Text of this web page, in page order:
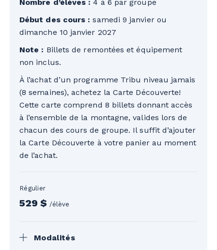
Nombre d’élèves :4 à 6 par groupe
Début des cours :samedi 9 janvier ou
dimanche 10 janvier 2027
Note : Billets de remontées et équipement
non inclus.
À l’achat d’un programme Tribu niveau jamais
(8 semaines), achetez la Carte Découverte!
Cette carte comprend 8 billets donnant accès
à l’ensemble de la montagne, valides lors de
chacun des cours de groupe. Il suffit d’ajouter
la Carte Découverte à votre panier au moment
de l’achat.
Régulier
529 $/élève
Modalités